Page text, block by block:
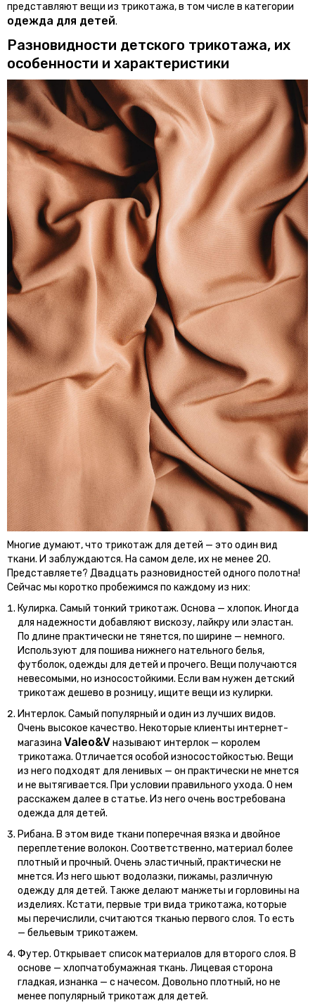
представляют вещи из трикотажа, в том числе в категории
одежда для детей.
Разновидности детского трикотажа, их
особенности и характеристики
Многие думают, что трикотаж для детей — это один вид
ткани. И заблуждаются. На самом деле, их не менее 20.
Представляете? Двадцать разновидностей одного полотна!
Сейчас мы коротко пробежимся по каждому из них:
Кулирка. Самый тонкий трикотаж. Основа — хлопок. Иногда
для надежности добавляют вискозу, лайкру или эластан.
По длине практически не тянется, по ширине — немного.
Используют для пошива нижнего нательного белья,
футболок, одежды для детей и прочего. Вещи получаются
невесомыми, но износостойкими. Если вам нужен детский
трикотаж дешево в розницу, ищите вещи из кулирки.
Интерлок. Самый популярный и один из лучших видов.
Очень высокое качество. Некоторые клиенты интернет-
магазина Valeo&Vназывают интерлок — королем
трикотажа. Отличается особой износостойкостью. Вещи
из него подходят для ленивых — он практически не мнется
и не вытягивается. При условии правильного ухода. О нем
расскажем далее в статье. Из него очень востребована
одежда для детей.
Рибана. В этом виде ткани поперечная вязка и двойное
переплетение волокон. Соответственно, материал более
плотный и прочный. Очень эластичный, практически не
мнется. Из него шьют водолазки, пижамы, различную
одежду для детей. Также делают манжеты и горловины на
изделиях. Кстати, первые три вида трикотажа, которые
мы перечислили, считаются тканью первого слоя. То есть
— бельевым трикотажем.
Футер. Открывает список материалов для второго слоя. В
основе — хлопчатобумажная ткань. Лицевая сторона
гладкая, изнанка — с начесом. Довольно плотный, но не
менее популярный трикотаж для детей.